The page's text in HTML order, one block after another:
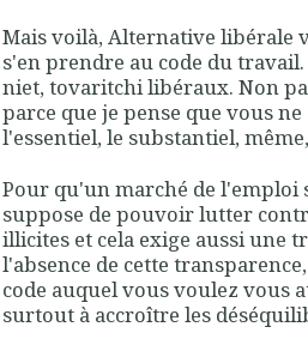
Mais voilà, Alternative libérale
s'en prendre au code du
niet, tovaritchi libéraux. Non
parce que je pense que vous
l'essentiel, le substantiel,
Pour qu'un marché de l'emploi
suppose de pouvoir lutter
illicites et cela exige aussi une
l'absence de cette
code auquel vous voulez vous
surtout à accroître les